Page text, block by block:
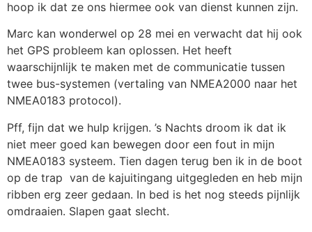
hoop ik dat ze ons hiermee ook van dienst kunnen zijn.
Marc kan wonderwel op 28 mei en verwacht dat hij ook
het GPS probleem kan oplossen. Het heeft
waarschijnlijk te maken met de communicatie tussen
twee bus-systemen (vertaling van NMEA2000 naar het
NMEA0183 protocol).
Pff, fijn dat we hulp krijgen. ’s Nachts droom ik dat ik
niet meer goed kan bewegen door een fout in mijn
NMEA0183 systeem. Tien dagen terug ben ik in de boot
op de trap van de kajuitingang uitgegleden en heb mijn
ribben erg zeer gedaan. In bed is het nog steeds pijnlijk
omdraaien. Slapen gaat slecht.